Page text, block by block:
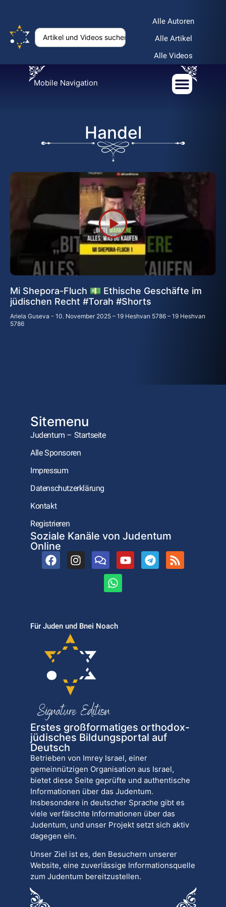
Alle Autoren
Alle Artikel
Alle Videos
Mobile Navigation
Handel
Mi Shepora-Fluch 💵 Ethische Geschäfte im
jüdischen Recht #Torah #Shorts
Ariela Guseva
10. November 2025 – 19 Heshvan 5786 – 19 Heshvan
5786
Sitemenu
Judentum – Startseite
Alle Sponsoren
Impressum
Datenschutzerklärung
Kontakt
Registrieren
Soziale Kanäle von Judentum
Online
Für Juden und Bnei Noach
Erstes großformatiges orthodox-
jüdisches Bildungsportal auf
Deutsch
Betrieben von Imrey Israel, einer
gemeinnützigen Organisation aus Israel,
bietet diese Seite geprüfte und authentische
Informationen über das Judentum.
Insbesondere in deutscher Sprache gibt es
viele verfälschte Informationen über das
Judentum, und unser Projekt setzt sich aktiv
dagegen ein.
Unser Ziel ist es, den Besuchern unserer
Website, eine zuverlässige Informationsquelle
zum Judentum bereitzustellen.